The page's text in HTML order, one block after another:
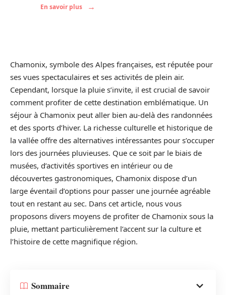
En savoir plus
Chamonix, symbole des Alpes françaises, est réputée pour
ses vues spectaculaires et ses activités de plein air.
Cependant, lorsque la pluie s’invite, il est crucial de savoir
comment profiter de cette destination emblématique. Un
séjour à Chamonix peut aller bien au-delà des randonnées
et des sports d’hiver. La richesse culturelle et historique de
la vallée offre des alternatives intéressantes pour s’occuper
lors des journées pluvieuses. Que ce soit par le biais de
musées, d’activités sportives en intérieur ou de
découvertes gastronomiques, Chamonix dispose d’un
large éventail d’options pour passer une journée agréable
tout en restant au sec. Dans cet article, nous vous
proposons divers moyens de profiter de Chamonix sous la
pluie, mettant particulièrement l’accent sur la culture et
l’histoire de cette magnifique région.
Sommaire